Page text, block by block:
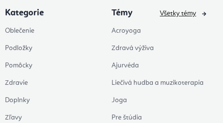
Kategorie
Oblečenie
Podložky
Pomôcky
Zdravie
Doplnky
Zľavy
Témy
Acroyoga
Zdravá výživa
Ajurvéda
Liečivá hudba a muzikoterapia
Joga
Pre štúdia
Všetky témy